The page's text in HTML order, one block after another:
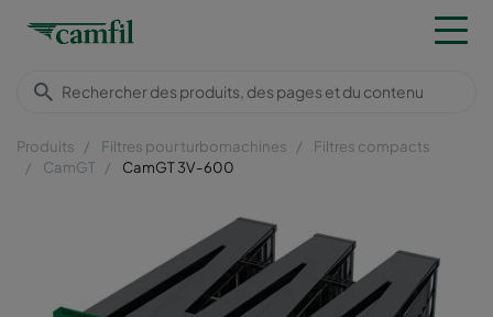
Produits Filtres pour turbomachines
Filtres compacts
CamGT
CamGT 3V-600